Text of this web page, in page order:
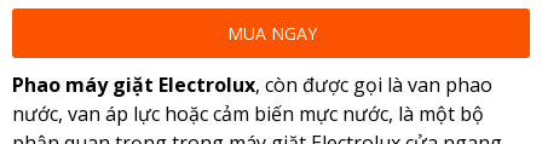
MUA NGAY
Phao máy giặt Electrolux, còn được gọi là van phao
nước, van áp lực hoặc cảm biến mực nước, là một bộ